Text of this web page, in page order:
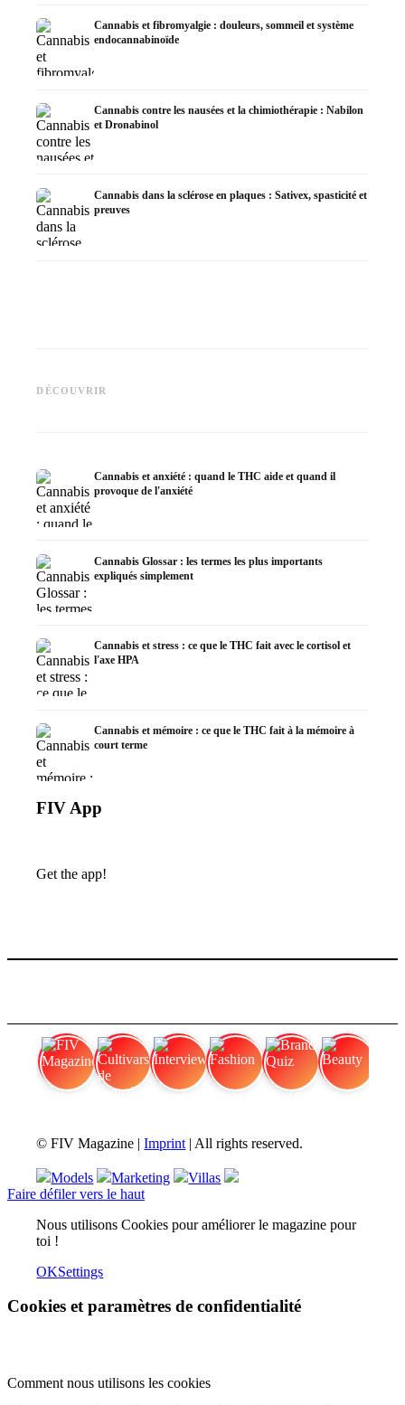
Cannabis et fibromyalgie : douleurs, sommeil et système
endocannabinoïde
Cannabis contre les nausées et la chimiothérapie : Nabilon
et Dronabinol
Cannabis dans la sclérose en plaques : Sativex, spasticité et
preuves
DÉCOUVRIR
Epidiolex et l'état actuel de la
recherche
Cannabis et anxiété : quand le THC aide et quand il
provoque de l'anxiété
Cannabis Glossar : les termes les plus importants
expliqués simplement
Cannabis et stress : ce que le THC fait avec le cortisol et
l'axe HPA
Cannabis et mémoire : ce que le THC fait à la mémoire à
court terme
FIV App
Get the app!
© FIV Magazine |Imprint | All rights reserved.
Models Marketing
Villas
Faire défiler vers le haut
Nous utilisons Cookies pour améliorer le magazine pour
toi !
OKSettings
Cookies et paramètres de confidentialité
Comment nous utilisons les cookies